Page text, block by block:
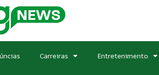
Carreiras Entretenimento